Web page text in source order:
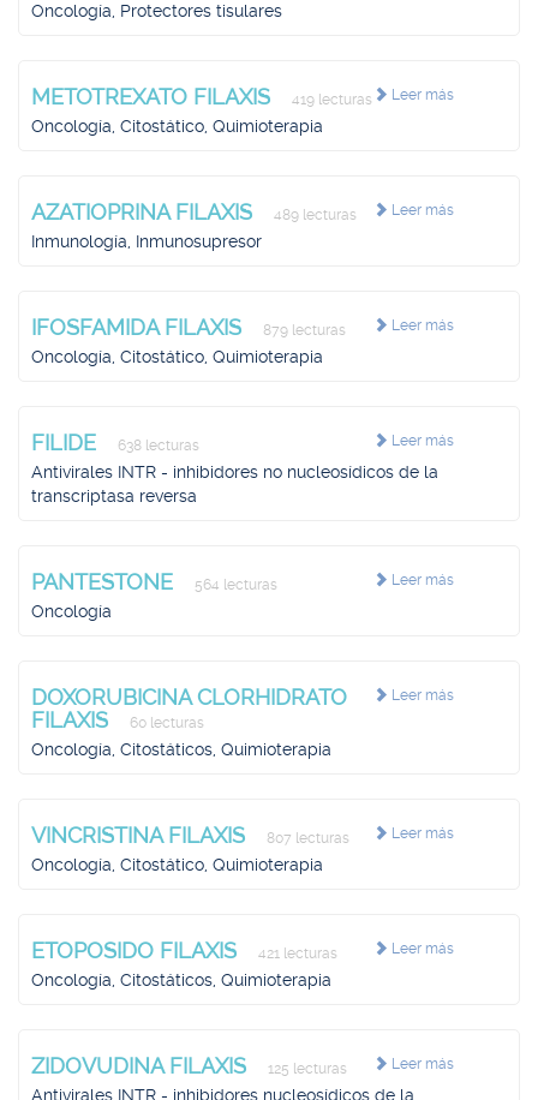
Oncología, Protectores tisulares
Leer más
METOTREXATO FILAXIS 419 lecturas
Oncología, Citostático, Quimioterapia
Leer más
AZATIOPRINA FILAXIS 489 lecturas
Inmunología, Inmunosupresor
Leer más
IFOSFAMIDA FILAXIS 879 lecturas
Oncología, Citostático, Quimioterapia
Leer más
FILIDE 638 lecturas
Antivirales INTR - inhibidores no nucleosídicos de la
transcriptasa reversa
Leer más
PANTESTONE 564 lecturas
Oncología
Leer más
DOXORUBICINA CLORHIDRATO
FILAXIS
60 lecturas
Oncología, Citostáticos, Quimioterapia
Leer más
VINCRISTINA FILAXIS 807 lecturas
Oncología, Citostático, Quimioterapia
Leer más
ETOPOSIDO FILAXIS 421 lecturas
Oncología, Citostáticos, Quimioterapia
Leer más
ZIDOVUDINA FILAXIS 125 lecturas
Antivirales INTR - inhibidores nucleosídicos de la